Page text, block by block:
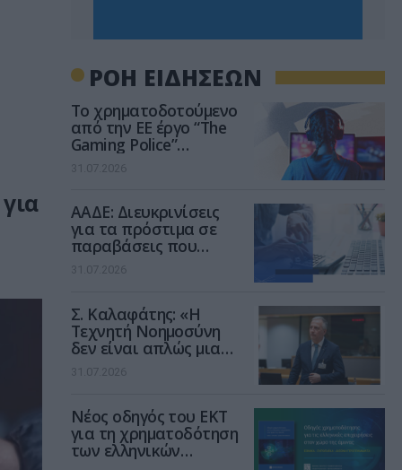
ΡΟΗ ΕΙΔΗΣΕΩΝ
Το χρηματοδοτούμενο
από την ΕΕ έργο “The
Gaming Police”
ενισχύει την ασφάλεια
των παιδιών στο
31.07.2026
ΑΑΔΕ: Διευκρινίσεις
για τα πρόστιμα σε
παραβάσεις που
αφορούν τους ΦΗΜ
31.07.2026
Σ. Καλαφάτης: «Η
Τεχνητή Νοημοσύνη
δεν είναι απλώς μια
νέα τεχνολογία, είναι
μια νέα βιομηχανική
31.07.2026
Νέος οδηγός του ΕΚΤ
για τη χρηματοδότηση
των ελληνικών